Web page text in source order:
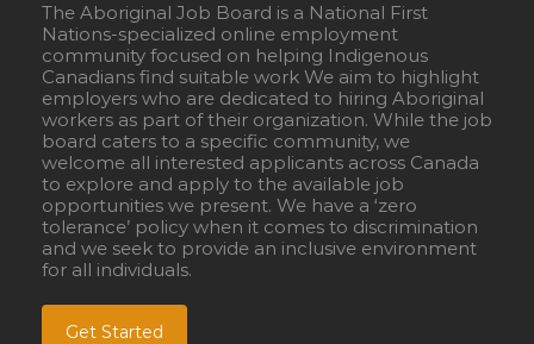
The Aboriginal Job Board is a National First
Nations-specialized online employment
community focused on helping Indigenous
Canadians find suitable work We aim to highlight
employers who are dedicated to hiring Aboriginal
workers as part of their organization. While the job
board caters to a specific community, we
welcome all interested applicants across Canada
to explore and apply to the available job
opportunities we present. We have a ‘zero
tolerance’ policy when it comes to discrimination
and we seek to provide an inclusive environment
for all individuals.
Get Started